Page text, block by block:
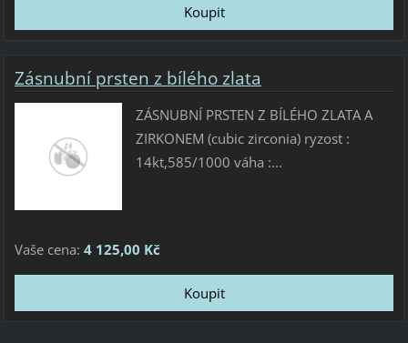
Zásnubní prsten z bílého zlata
ZÁSNUBNÍ PRSTEN Z BÍLÉHO ZLATA A
ZIRKONEM (cubic zirconia) ryzost :
14kt,585/1000 váha :...
Vaše cena: 4 125,00 Kč